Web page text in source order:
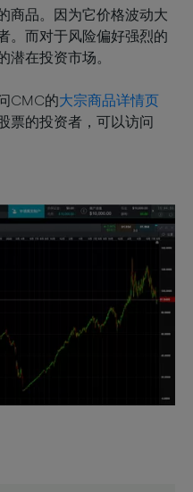
商品。因为它价格波动大
。而对于风险偏好强烈的
潜在投资市场。
CMC的大宗商品详情页
票的投资者，可以访问